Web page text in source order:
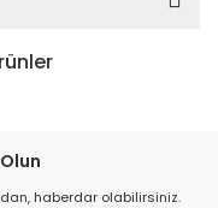
haberdar olabilirsiniz.